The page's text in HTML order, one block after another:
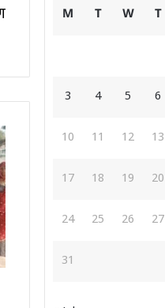
M T W T
3 4 5 6
10 11 12 13
17 18 19 20
24 25 26 27
31